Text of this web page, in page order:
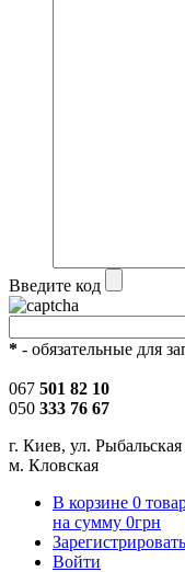
Введите код
* - обязательные для
067 501 82 10
050 333 76 67
г. Киев, ул. Рыбальская
м. Кловская
В корзине 0
на сумму 0грн
Войти